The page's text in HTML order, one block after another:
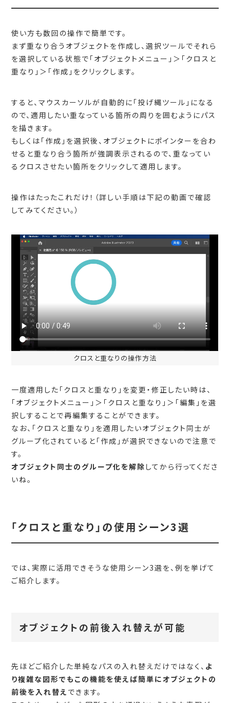
使い方も数回の操作で簡単です。
まず重なり合うオブジェクトを作成し、選択ツールでそれら
を選択している状態で「オブジェクトメニュー」＞「クロスと
重なり」＞「作成」をクリックします。
すると、マウスカーソルが自動的に「投げ縄ツール」になる
ので、適用したい重なっている箇所の周りを囲むようにパス
を描きます。
もしくは「作成」を選択後、オブジェクトにポインターを合わ
せると重なり合う箇所が強調表示されるので、重なってい
るクロスさせたい箇所をクリックして適用します。
操作はたったこれだけ！（詳しい手順は下記の動画で確認
してみてください。）
クロスと重なりの操作方法
一度適用した「クロスと重なり」を変更・修正したい時は、
「オブジェクトメニュー」＞「クロスと重なり」＞「編集」を選
択しすることで再編集することができます。
なお、「クロスと重なり」を適用したいオブジェクト同士が
グループ化されていると「作成」が選択できないので注意で
す。
オブジェクト同士のグループ化を解除 してから行ってくださ
いね。
「クロスと重なり」の使用シーン3選
では、実際に活用できそうな使用シーン3選を、例を挙げて
ご紹介します。
オブジェクトの前後入れ替えが可能
先ほどご紹介した単純なパスの入れ替えだけではなく、 よ
り複雑な図形でもこの機能を使えば簡単にオブジェクトの
前後を入れ替え できます。